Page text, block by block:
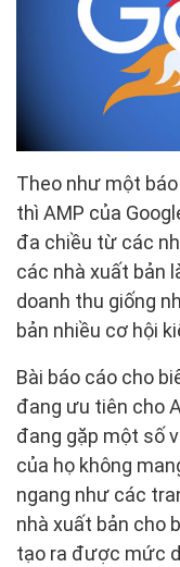
Theo như một
thì AMP của
đa chiều từ các
các nhà xuất bản
doanh thu giống
bản nhiều cơ hội
Bài báo cáo cho
đang ưu tiên cho
đang gặp một số
của họ không
ngang như các
nhà xuất bản cho
tạo ra được mức